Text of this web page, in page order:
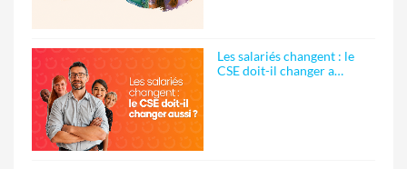
Les salariés changent : le
CSE doit-il changer a…